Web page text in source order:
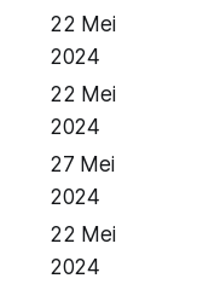
22 Mei
2024
22 Mei
2024
27 Mei
2024
22 Mei
2024